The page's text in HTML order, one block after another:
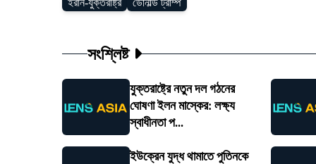
ইরান-যুক্তরাষ্ট্র ডোনাল্ড ট্রাম্প
সংশ্লিষ্ট
যুক্তরাষ্ট্রে নতুন দল গঠনের
ঘোষণা ইলন মাস্কের: লক্ষ্য
স্বাধীনতা প...
ইউক্রেন যুদ্ধ থামাতে পুতিনকে